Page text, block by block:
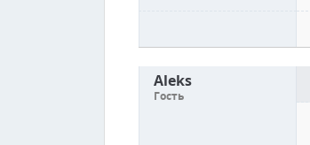
Aleks
Гость